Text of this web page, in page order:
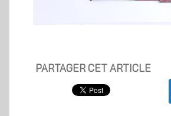
PARTAGER CET ARTICLE